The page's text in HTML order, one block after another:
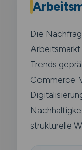
Die
Trends
Commerce-
strukturelle